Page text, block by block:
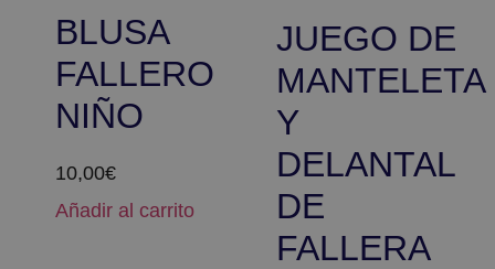
BLUSA
FALLERO
NIÑO
10,00€
Añadir al carrito
JUEGO DE
MANTELETA
Y
DELANTAL
DE
FALLERA